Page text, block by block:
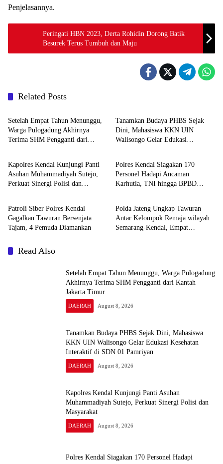
Penjelasannya.
Peringati HBN 2023, Derta Rohidin Dorong Batik
Besurek Terus Tumbuh dan Maju
Related Posts
DAERAH
Setelah Empat Tahun Menunggu,
Warga Pulogadung Akhirnya
Terima SHM Pengganti dari
Tanamkan Budaya PHBS Sejak
Dini, Mahasiswa KKN UIN
Walisongo Gelar Edukasi
DAERAH
Kapolres Kendal Kunjungi Panti
Asuhan Muhammadiyah Sutejo,
Perkuat Sinergi Polisi dan
DAERAH
Polres Kendal Siagakan 170
Personel Hadapi Ancaman
Karhutla, TNI hingga BPBD
DAERAH
Patroli Siber Polres Kendal
Gagalkan Tawuran Bersenjata
Tajam, 4 Pemuda Diamankan
DAERAH
Polda Jateng Ungkap Tawuran
Antar Kelompok Remaja wilayah
Semarang-Kendal, Empat
Read Also
Setelah Empat Tahun Menunggu, Warga Pulogadung
Akhirnya Terima SHM Pengganti dari Kantah
Jakarta Timur
DAERAH August 8, 2026
Tanamkan Budaya PHBS Sejak Dini, Mahasiswa
KKN UIN Walisongo Gelar Edukasi Kesehatan
Interaktif di SDN 01 Pamriyan
DAERAH August 8, 2026
Kapolres Kendal Kunjungi Panti Asuhan
Muhammadiyah Sutejo, Perkuat Sinergi Polisi dan
Masyarakat
DAERAH August 8, 2026
Polres Kendal Siagakan 170 Personel Hadapi